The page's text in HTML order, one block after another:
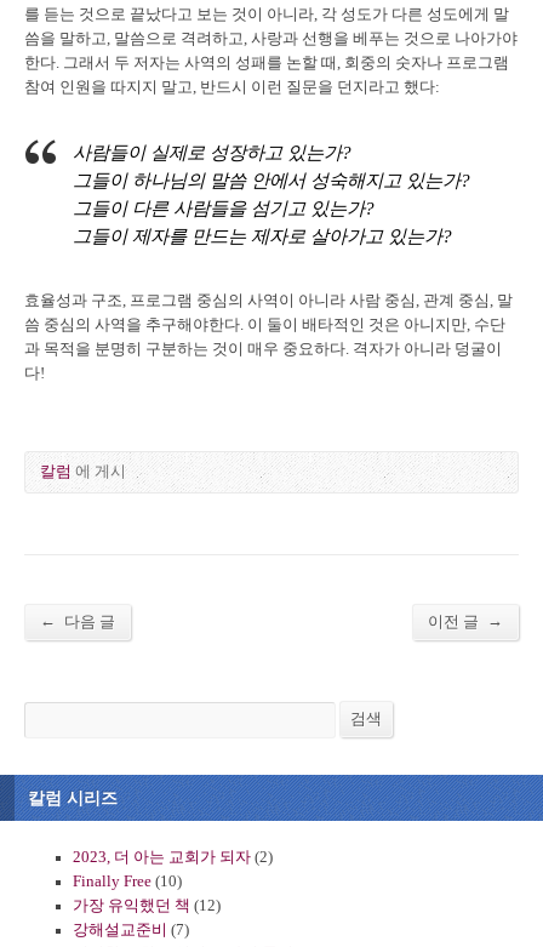
를 듣는 것으로 끝났다고 보는 것이 아니라, 각 성도가 다른 성도에게 말
씀을 말하고, 말씀으로 격려하고, 사랑과 선행을 베푸는 것으로 나아가야
한다. 그래서 두 저자는 사역의 성패를 논할 때, 회중의 숫자나 프로그램
참여 인원을 따지지 말고, 반드시 이런 질문을 던지라고 했다:
사람들이 실제로 성장하고 있는가?
그들이 하나님의 말씀 안에서 성숙해지고 있는가?
그들이 다른 사람들을 섬기고 있는가?
그들이 제자를 만드는 제자로 살아가고 있는가?
효율성과 구조, 프로그램 중심의 사역이 아니라 사람 중심, 관계 중심, 말
씀 중심의 사역을 추구해야한다. 이 둘이 배타적인 것은 아니지만, 수단
과 목적을 분명히 구분하는 것이 매우 중요하다. 격자가 아니라 덩굴이
다!
칼럼 에 게시
← 다음 글 이전 글 →
검색
칼럼 시리즈
2023, 더 아는 교회가 되자 (2)
Finally Free (10)
가장 유익했던 책 (12)
강해설교준비
(7)